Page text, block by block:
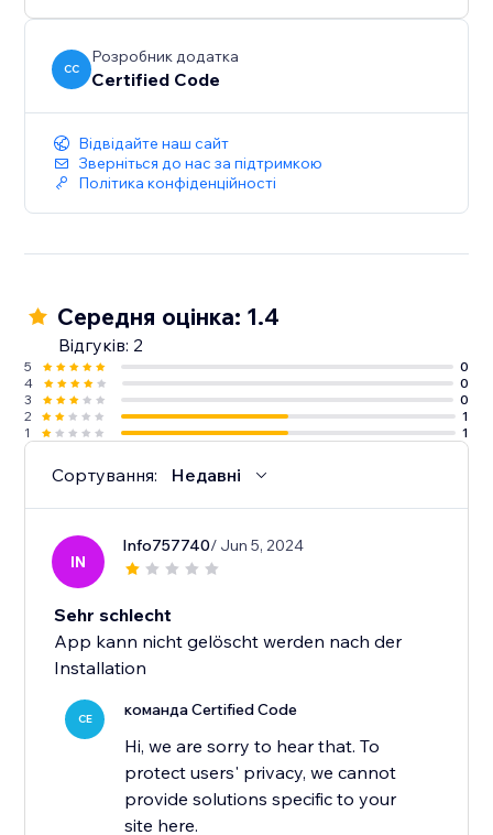
CC
Розробник додатка
Certified Code
Відвідайте наш сайт
Зверніться до нас за підтримкою
Політика конфіденційності
Середня оцінка: 1.4
Відгуків: 2
5
0
4
0
3
0
2
1
1
1
Сортування: Недавні
IN
Info757740/ Jun 5, 2024
Sehr schlecht
App kann nicht gelöscht werden nach der
Installation
CE команда Certified Code
Hi, we are sorry to hear that. To
protect users' privacy, we cannot
provide solutions specific to your
site here.